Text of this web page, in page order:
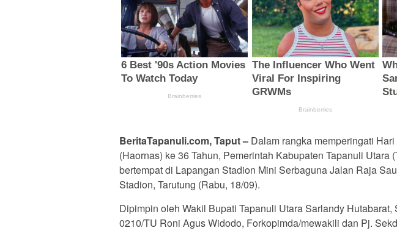
BeritaTapanuli.com, Taput – Dalam rangka memperingati
(Haornas) ke 36 Tahun, Pemerintah Kabupaten Tapanuli Utara
bertempat di Lapangan Stadion Mini Serbaguna Jalan Raja
Stadion, Tarutung (Rabu, 18/09).
Dipimpin oleh Wakil Bupati Tapanuli Utara Sarlandy
0210/TU Roni Agus Widodo, Forkopimda/mewakili dan Pj.